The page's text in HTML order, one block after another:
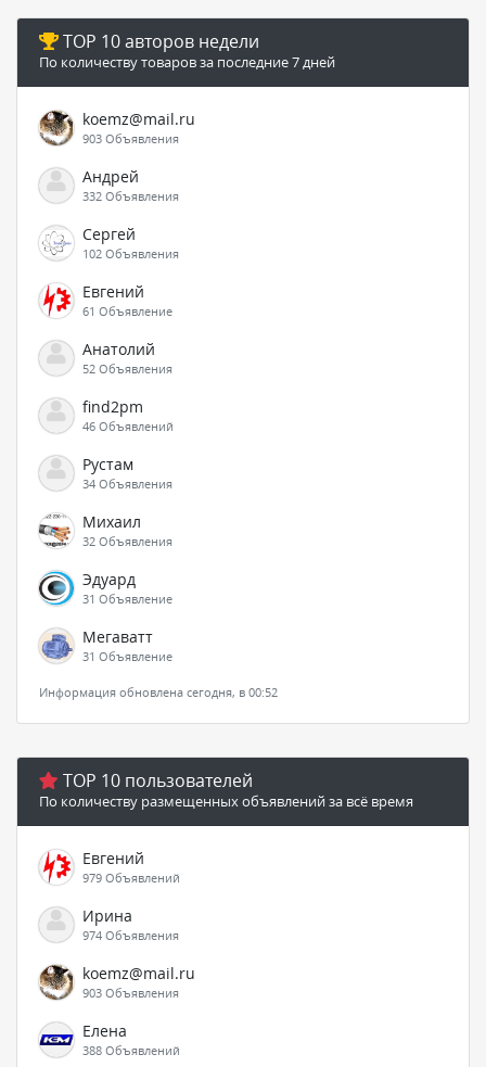
TOP 10 авторов недели
По количеству товаров за последние 7 дней
koemz@mail.ru
903 Объявления
Андрей
332 Объявления
Сергей
102 Объявления
Евгений
61 Объявление
Анатолий
52 Объявления
find2pm
46 Объявлений
Рустам
34 Объявления
Михаил
32 Объявления
Эдуард
31 Объявление
Мегаватт
31 Объявление
Информация обновлена сегодня, в 00:52
TOP 10 пользователей
По количеству размещенных объявлений за всё время
Евгений
979 Объявлений
Ирина
974 Объявления
koemz@mail.ru
903 Объявления
Елена
388 Объявлений